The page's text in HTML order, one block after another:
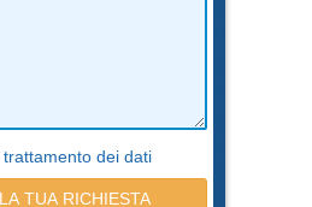
trattamento dei dati